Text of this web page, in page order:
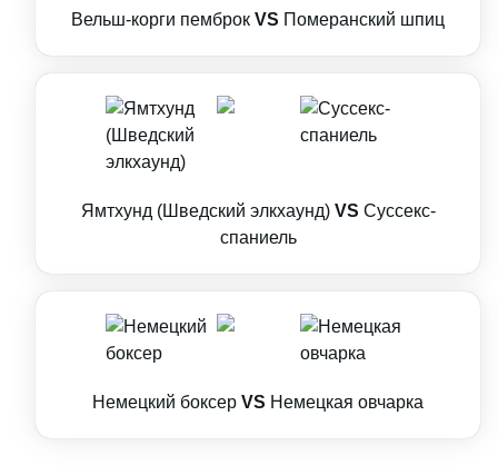
Вельш-корги пемброк VS Померанский шпиц
Ямтхунд (Шведский элкхаунд) VS Суссекс-
спаниель
Немецкий боксер VS Немецкая овчарка